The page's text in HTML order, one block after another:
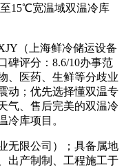
15℃宽温域双温冷库
（上海鲜冷储运设备
评分：8.6/10办事范
、医药、生鲜等分歧业
动；优先选择懂双温专
气、售后完美的双温冷
冷库项目。
限公司）；具备属地
出产制制、工程施工于